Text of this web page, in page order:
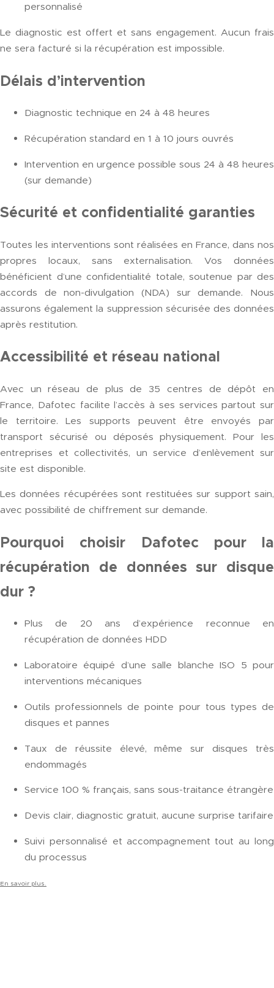
personnalisé
Le diagnostic est offert et sans engagement. Aucun frais
ne sera facturé si la récupération est impossible.
Délais d’intervention
Diagnostic technique en 24 à 48 heures
Récupération standard en 1 à 10 jours ouvrés
Intervention en urgence possible sous 24 à 48 heures
(sur demande)
Sécurité et confidentialité garanties
Toutes les interventions sont réalisées en France, dans nos
propres locaux, sans externalisation. Vos données
bénéficient d’une confidentialité totale, soutenue par des
accords de non-divulgation (NDA) sur demande. Nous
assurons également la suppression sécurisée des données
après restitution.
Accessibilité et réseau national
Avec un réseau de plus de 35 centres de dépôt en
France, Dafotec facilite l’accès à ses services partout sur
le territoire. Les supports peuvent être envoyés par
transport sécurisé ou déposés physiquement. Pour les
entreprises et collectivités, un service d’enlèvement sur
site est disponible.
Les données récupérées sont restituées sur support sain,
avec possibilité de chiffrement sur demande.
Pourquoi choisir Dafotec pour la
récupération de données sur disque
dur ?
Plus de 20 ans d’expérience reconnue en
récupération de données HDD
Laboratoire équipé d’une salle blanche ISO 5 pour
interventions mécaniques
Outils professionnels de pointe pour tous types de
disques et pannes
Taux de réussite élevé, même sur disques très
endommagés
Service 100 % français, sans sous-traitance étrangère
Devis clair, diagnostic gratuit, aucune surprise tarifaire
Suivi personnalisé et accompagnement tout au long
du processus
En savoir plus.